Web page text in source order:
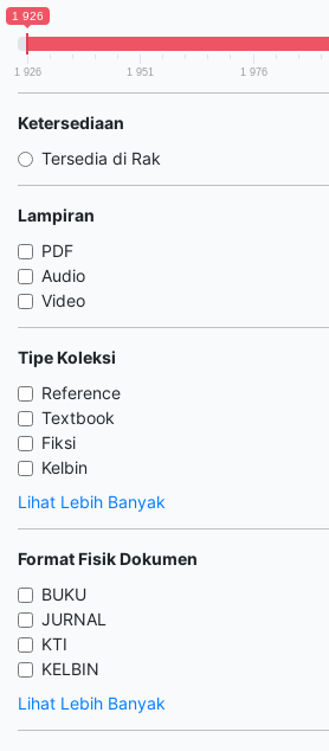
1 926
1 926 1 951 1 976
Ketersediaan
Tersedia di Rak
Lampiran
PDF
Audio
Video
Tipe Koleksi
Reference
Textbook
Fiksi
Kelbin
Lihat Lebih Banyak
Format Fisik Dokumen
BUKU
JURNAL
KTI
KELBIN
Lihat Lebih Banyak